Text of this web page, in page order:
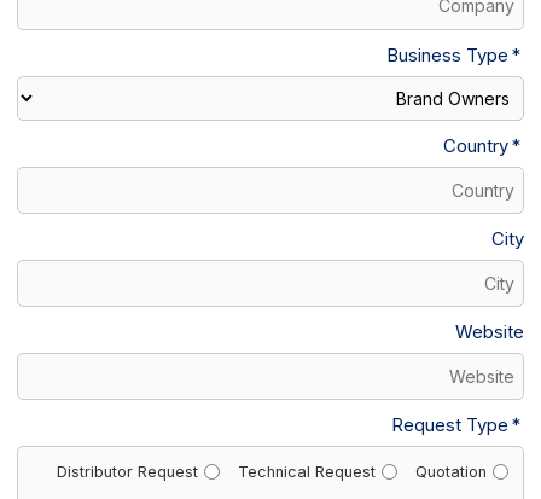
Business Type
Country
City
Website
Request Type
Quotation
Technical Request
Distributor Request